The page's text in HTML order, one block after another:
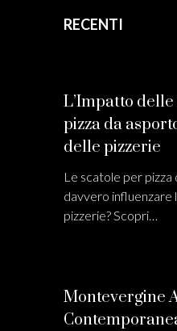
RECENTI
L’Impatto
pizza da
delle pizzerie
Le scatole per
davvero influenzare
pizzerie? Scopri…
Montevergine